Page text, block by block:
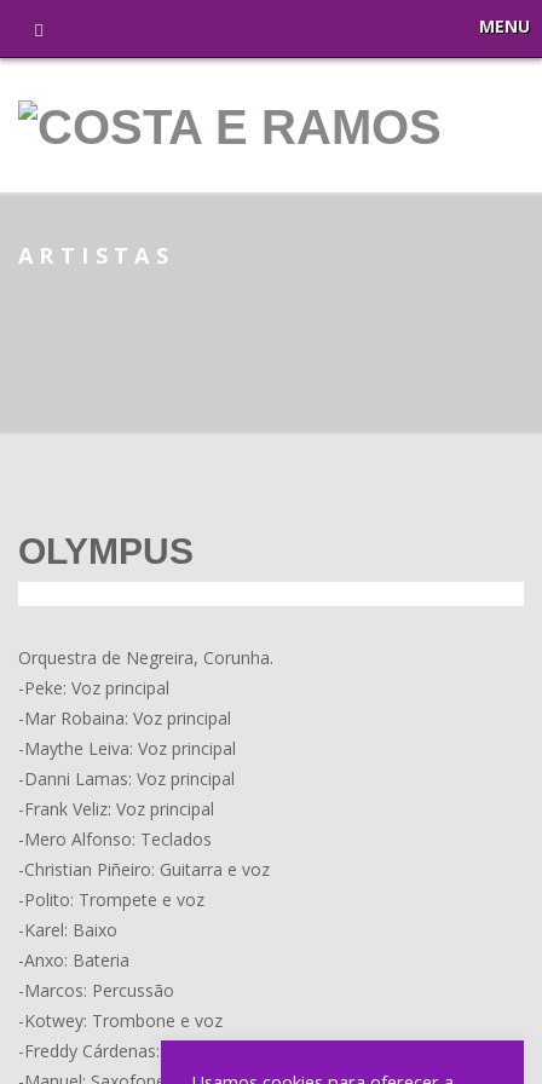
MENU
ARTISTAS
OLYMPUS
Orquestra de Negreira, Corunha.
-Peke: Voz principal
-Mar Robaina: Voz principal
-Maythe Leiva: Voz principal
-Danni Lamas: Voz principal
-Frank Veliz: Voz principal
-Mero Alfonso: Teclados
-Christian Piñeiro: Guitarra e voz
-Polito: Trompete e voz
-Karel: Baixo
-Anxo: Bateria
-Marcos: Percussão
-Kotwey: Trombone e voz
-Freddy Cárdenas: Trompete e voz